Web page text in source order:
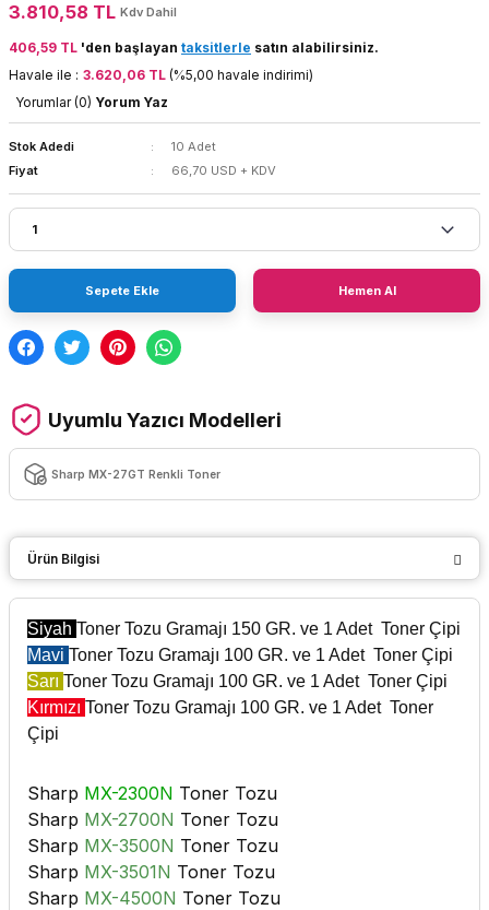
3.810,58 TL Kdv Dahil
406,59 TL 'den başlayan taksitlerle satın alabilirsiniz.
Havale ile : 3.620,06 TL (%5,00 havale indirimi)
Yorumlar (0) Yorum Yaz
Stok Adedi
10 Adet
Fiyat
66,70 USD + KDV
Sepete Ekle Hemen Al
Uyumlu Yazıcı Modelleri
Sharp MX-27GT Renkli Toner
Ürün Bilgisi
Siyah Toner Tozu Gramajı 150 GR. ve 1 Adet Toner Çipi
Mavi Toner Tozu Gramajı 100 GR. ve 1 Adet Toner Çipi
Sarı Toner Tozu Gramajı 100 GR. ve 1 Adet Toner Çipi
Kırmızı Toner Tozu Gramajı 100 GR. ve 1 Adet Toner
Çipi
Sharp MX-2300N Toner Tozu
Sharp MX-2700N Toner Tozu
Sharp MX-3500N Toner Tozu
Sharp MX-3501N Toner Tozu
Sharp MX-4500N Toner Tozu